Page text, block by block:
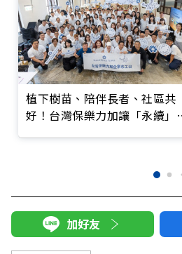
植下樹苗、陪伴長者、社區共
好！台灣保樂力加讓「永續」
加好友